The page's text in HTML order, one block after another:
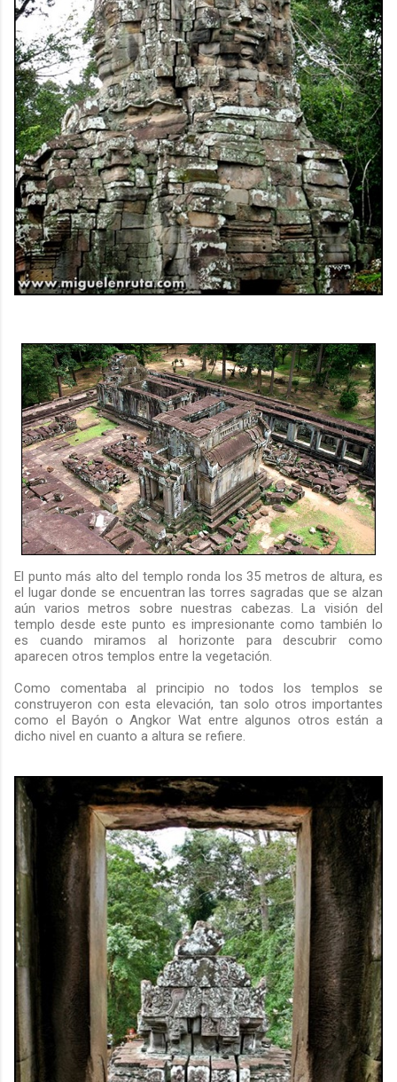
El punto más alto del templo ronda los 35 metros de altura, es
el lugar donde se encuentran las torres sagradas que se alzan
aún varios metros sobre nuestras cabezas. La visión del
templo desde este punto es impresionante como también lo
es cuando miramos al horizonte para descubrir como
aparecen otros templos entre la vegetación.
Como comentaba al principio no todos los templos se
construyeron con esta elevación, tan solo otros importantes
como el Bayón o Angkor Wat entre algunos otros están a
dicho nivel en cuanto a altura se refiere.